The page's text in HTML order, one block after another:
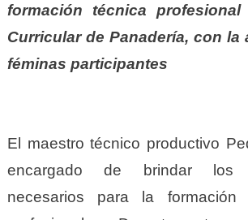
formación técnica
Curricular de Panadería, con la
féminas participantes
El maestro técnico productivo
encargado de brindar los
necesarios para la formación